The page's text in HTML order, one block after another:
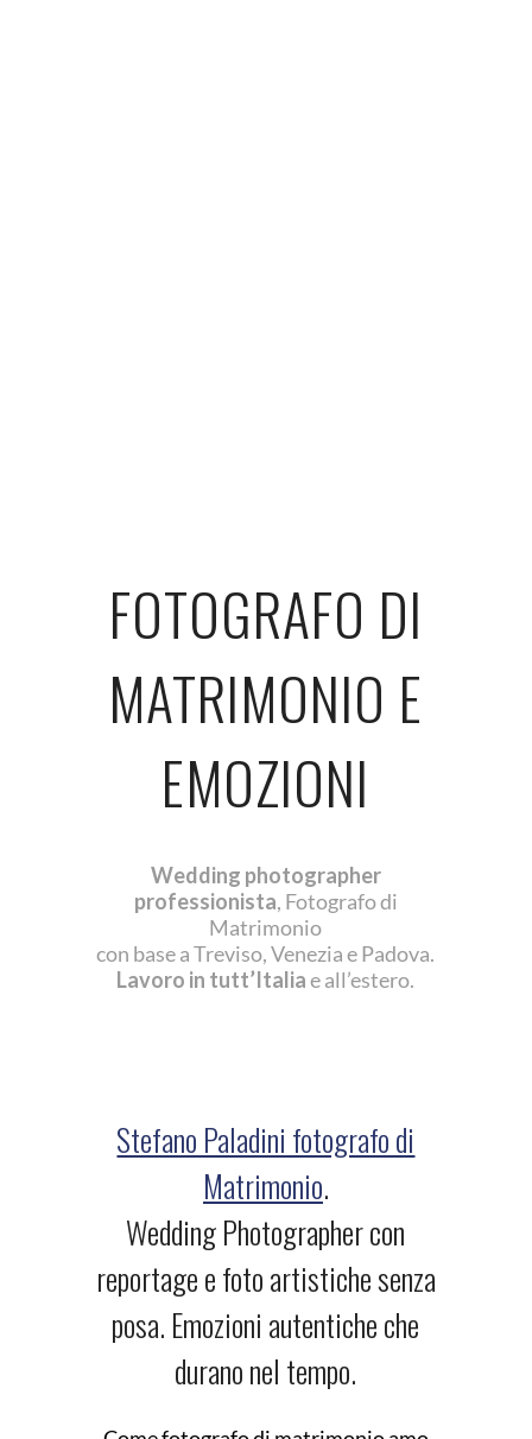
FOTOGRAFO DI
MATRIMONIO E
EMOZIONI
Wedding photographer
professionista, Fotografo di
Matrimonio
con base a Treviso, Venezia e Padova.
Lavoro in tutt’Italiae all’estero.
Stefano Paladini fotografo di
Matrimonio.
Wedding Photographer con
reportage e foto artistiche senza
posa. Emozioni autentiche che
durano nel tempo.